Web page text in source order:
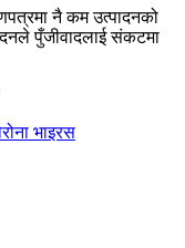
नै कम उत्पादनको
पुँजीवादलाई संकटमा